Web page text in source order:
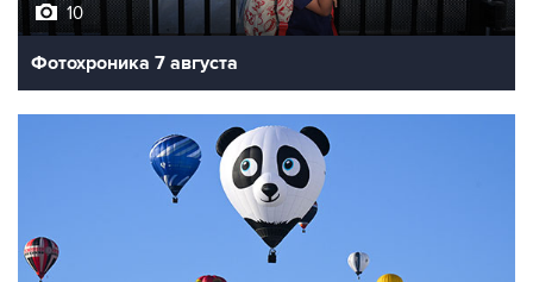
Фотохроника 7 августа